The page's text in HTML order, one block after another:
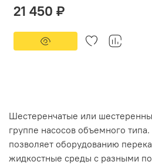
21 450 ₽
Шестеренчатые или
группе насосов объемного
позволяет оборудованию
жидкостные среды с разными